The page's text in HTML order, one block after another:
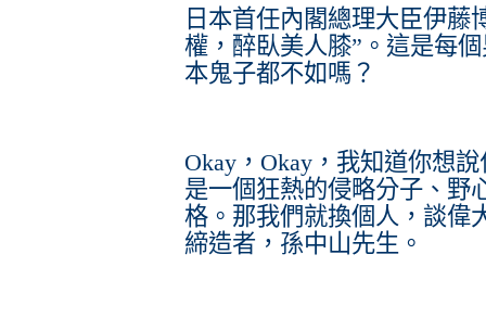
日本首任內閣總理大臣伊藤
權，醉臥美人膝”。這是每
本鬼子都不如嗎？
Okay，Okay，我知道你想
是一個狂熱的侵略分子、野
格。那我們就換個人，談偉
締造者，孫中山先生。